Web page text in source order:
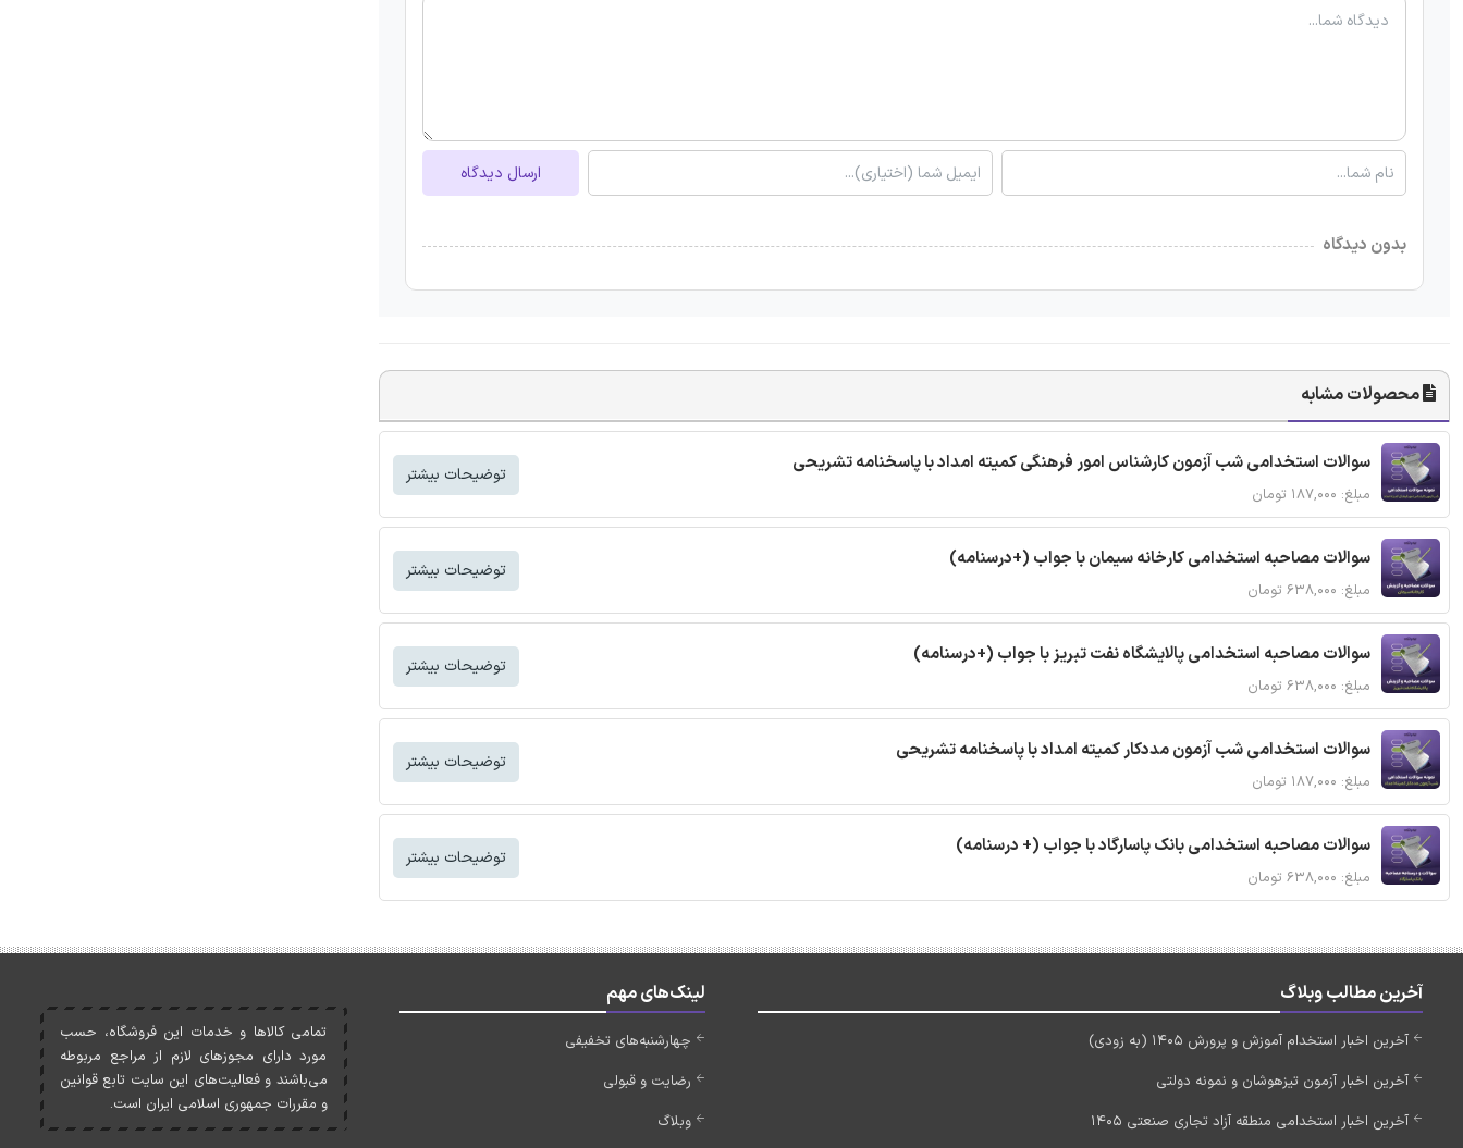
ارسال دیدگاه
بدون دیدگاه
محصولات مشابه
سوالات استخدامی شب آزمون کارشناس امور فرهنگی کمیته امداد با پاسخنامه تشریحی
مبلغ: ۱۸۷,۰۰۰ تومان
توضیحات بیشتر
سوالات مصاحبه استخدامی کارخانه سیمان با جواب (+درسنامه)
مبلغ: ۶۳۸,۰۰۰ تومان
توضیحات بیشتر
سوالات مصاحبه استخدامی پالایشگاه نفت تبریز با جواب (+درسنامه)
مبلغ: ۶۳۸,۰۰۰ تومان
توضیحات بیشتر
سوالات استخدامی شب آزمون مددکار کمیته امداد با پاسخنامه تشریحی
مبلغ: ۱۸۷,۰۰۰ تومان
توضیحات بیشتر
سوالات مصاحبه استخدامی بانک پاسارگاد با جواب (+ درسنامه)
مبلغ: ۶۳۸,۰۰۰ تومان
توضیحات بیشتر
آخرین مطالب وبلاگ
آخرین اخبار استخدام آموزش و پرورش 1405 (به زودی)
آخرین اخبار آزمون تیزهوشان و نمونه دولتی
آخرین اخبار استخدامی منطقه آزاد تجاری صنعتی 1405
لینک‌های مهم
چهارشنبه‌های تخفیفی
رضایت و قبولی
وبلاگ
تمامی کالاها و خدمات اين فروشگاه، حسب
مورد دارای مجوزهای لازم از مراجع مربوطه
می‌باشند و فعاليت‌های اين سايت تابع قوانين
و مقررات جمهوری اسلامی ايران است.